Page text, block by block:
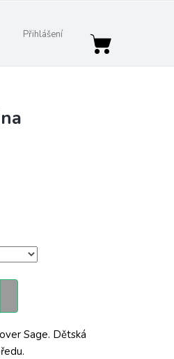
Přihlášení
Nákupní
Sage. Dětská